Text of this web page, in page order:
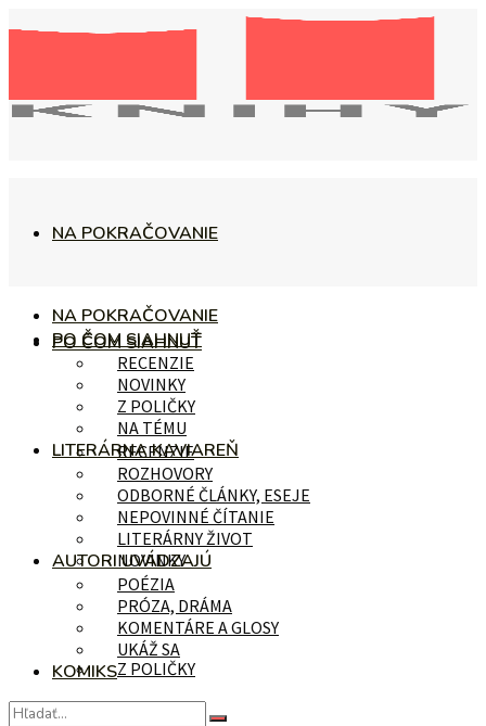
NA POKRAČOVANIE
PO ČOM SIAHNUŤ
RECENZIE
NOVINKY
Z POLIČKY
NA POKRAČOVANIE
PO ČOM SIAHNUŤ
RECENZIE
NOVINKY
Z POLIČKY
NA TÉMU
LITERÁRNA KAVIAREŇ
ROZHOVORY
ODBORNÉ ČLÁNKY, ESEJE
NEPOVINNÉ ČÍTANIE
LITERÁRNY ŽIVOT
AUTORI UVÁDZAJÚ
POÉZIA
PRÓZA, DRÁMA
KOMENTÁRE A GLOSY
UKÁŽ SA
KOMIKS